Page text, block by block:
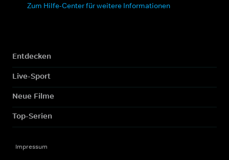
Zum Hilfe-Center für weitere Informationen
Entdecken
Live-Sport
Neue Filme
Top-Serien
Impressum